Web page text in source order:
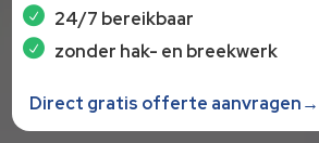
24/7 bereikbaar
zonder hak- en breekwerk
Direct gratis offerte aanvragen→